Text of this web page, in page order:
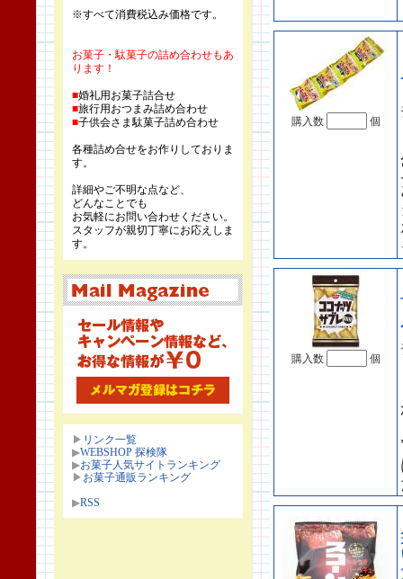
※すべて消費税込み価格です。
お菓子・駄菓子の詰め合わせもあ
ります！
■婚礼用お菓子詰合せ
■旅行用おつまみ詰め合わせ
■子供会さま駄菓子詰め合わせ
各種詰め合せをお作りしておりま
す。
詳細やご不明な点など、
どんなことでも
お気軽にお問い合わせください。
スタッフが親切丁寧にお応えしま
す。
▶ リンク一覧
▶WEBSHOP 探検隊
▶お菓子人気サイトランキング
▶ お菓子通販ランキング
▶RSS
購入数 個
購入数 個